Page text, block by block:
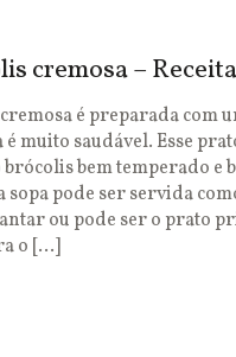
cremosa – Receita
é preparada com
muito saudável. Esse
brócolis bem temperado e
pode ser servida
ou pode ser o prato
o […]